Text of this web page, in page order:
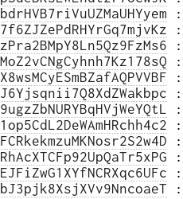
:
:
:
:
:
:
:
:
:
:
:
: